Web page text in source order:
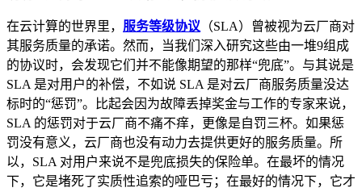
在云计算的世界里， 服务等级协议 （SLA）曾被视为云厂商对
其服务质量的承诺。然而，当我们深入研究这些由一堆9组成
的协议时，会发现它们并不能像期望的那样“兜底”。与其说是
SLA 是对用户的补偿，不如说 SLA 是对云厂商服务质量没达
标时的“惩罚”。比起会因为故障丢掉奖金与工作的专家来说，
SLA 的惩罚对于云厂商不痛不痒，更像是自罚三杯。如果惩
罚没有意义，云厂商也没有动力去提供更好的服务质量。所
以，SLA 对用户来说不是兜底损失的保险单。在最坏的情况
下，它是堵死了实质性追索的哑巴亏；在最好的情况下，它才